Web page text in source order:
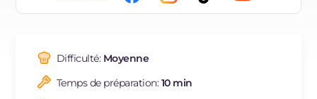
ES
BR
Difficulté: Moyenne
Temps de préparation:10 min